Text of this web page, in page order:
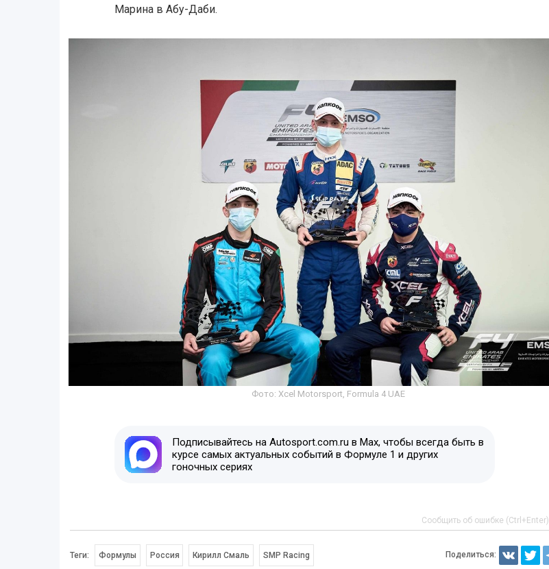
Марина в Абу-Даби.
Фото: Xcel Motorsport, Formula 4 UAE
Подписывайтесь на Autosport.com.ru в Max, чтобы всегда быть в
курсе самых актуальных событий в Формуле 1 и других
гоночных сериях
Сообщить об ошибке (Ctrl+Enter)
Теги: Формулы Россия Кирилл Смаль SMP Racing Поделиться: